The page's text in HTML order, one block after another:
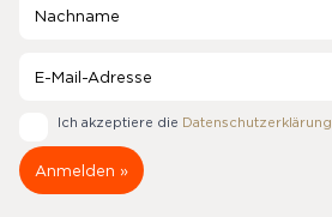
Ich akzeptiere die Datenschutzerklärung